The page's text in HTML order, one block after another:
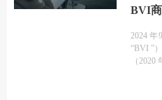
BVI
2024
“BVI ”
（2020